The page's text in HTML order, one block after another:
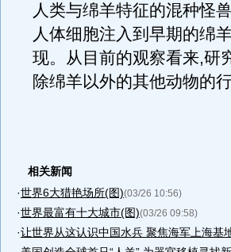
人类与绵羊特征的混种怪
人体细胞注入到早期的绵
现。从目前的观察看来,研
除绵羊以外的其他动物的行
相关新闻
·世界6大猎艳场所(图)(03/26 10:56)
·世界最富有十大城市(图)(03/26 09:58)
·让世界从这认识中国水兵 聚焦海军上海基